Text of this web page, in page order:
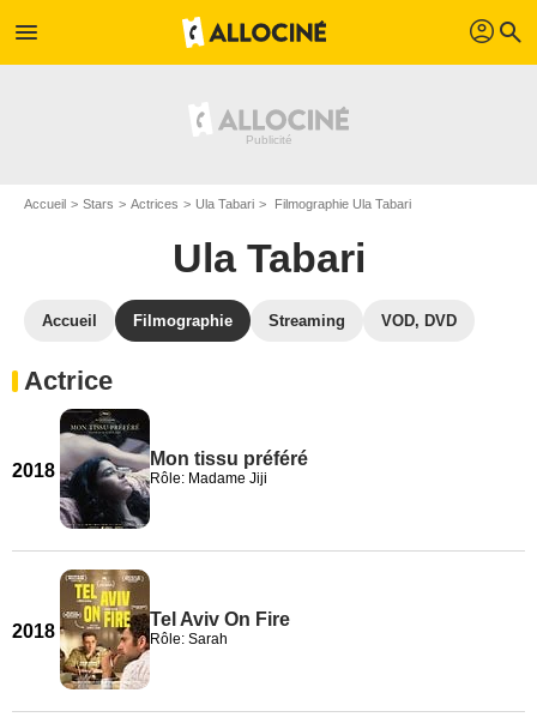
menu profil search
Accueil Stars Actrices Ula Tabari Filmographie Ula Tabari
Ula Tabari
Accueil Filmographie Streaming VOD, DVD
Actrice
2018
Mon tissu préféré
Rôle: Madame Jiji
2018
Tel Aviv On Fire
Rôle: Sarah